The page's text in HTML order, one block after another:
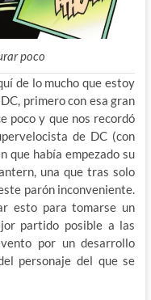
poco
de lo mucho que estoy
primero con esa gran
poco y que nos recordó
de DC (con
que había empezado su
una que tras solo
parón inconveniente.
esto para tomarse un
partido posible a las
por un desarrollo
personaje del que se